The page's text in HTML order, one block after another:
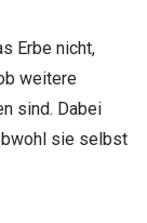
Erbe nicht,
weitere
sind. Dabei
sie selbst